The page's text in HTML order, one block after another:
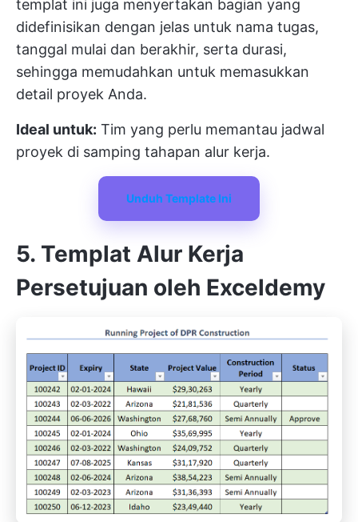
templat ini juga menyertakan bagian yang
didefinisikan dengan jelas untuk nama tugas,
tanggal mulai dan berakhir, serta durasi,
sehingga memudahkan untuk memasukkan
detail proyek Anda.
Ideal untuk: Tim yang perlu memantau jadwal
proyek di samping tahapan alur kerja.
Unduh Template Ini
5. Templat Alur Kerja
Persetujuan oleh Exceldemy